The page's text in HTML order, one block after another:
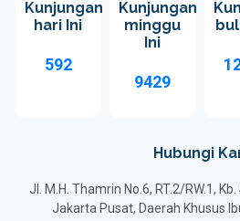
Kunjungan
hari Ini
592
Kunjungan
minggu
Ini
9429
Hubungi
Jl. M.H. Thamrin No.6, RT.2/RW.1,
Jakarta Pusat, Daerah Khusus